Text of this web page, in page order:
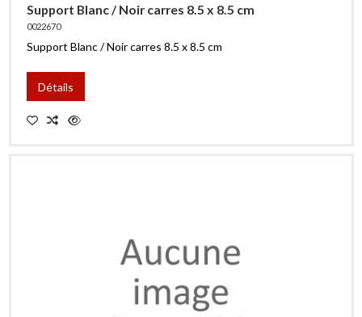
Support Blanc / Noir carres 8.5 x 8.5 cm
0022670
Support Blanc / Noir carres 8.5 x 8.5 cm
Détails